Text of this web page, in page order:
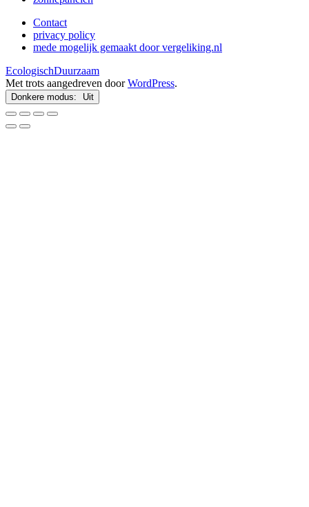
Contact
privacy policy
mede mogelijk gemaakt door vergeliking.nl
EcologischDuurzaam
Met trots aangedreven doorWordPress.
Donkere modus: